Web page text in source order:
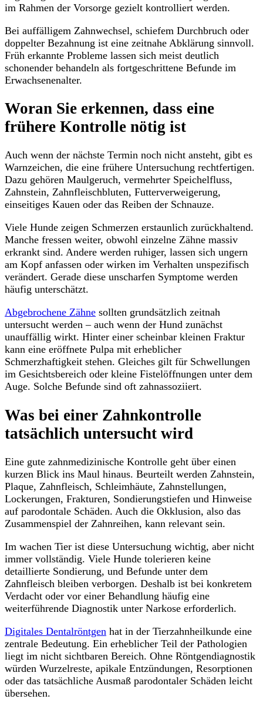
im Rahmen der Vorsorge gezielt kontrolliert werden.
Bei auffälligem Zahnwechsel, schiefem Durchbruch oder
doppelter Bezahnung ist eine zeitnahe Abklärung sinnvoll.
Früh erkannte Probleme lassen sich meist deutlich
schonender behandeln als fortgeschrittene Befunde im
Erwachsenenalter.
Woran Sie erkennen, dass eine
frühere Kontrolle nötig ist
Auch wenn der nächste Termin noch nicht ansteht, gibt es
Warnzeichen, die eine frühere Untersuchung rechtfertigen.
Dazu gehören Maulgeruch, vermehrter Speichelfluss,
Zahnstein, Zahnfleischbluten, Futterverweigerung,
einseitiges Kauen oder das Reiben der Schnauze.
Viele Hunde zeigen Schmerzen erstaunlich zurückhaltend.
Manche fressen weiter, obwohl einzelne Zähne massiv
erkrankt sind. Andere werden ruhiger, lassen sich ungern
am Kopf anfassen oder wirken im Verhalten unspezifisch
verändert. Gerade diese unscharfen Symptome werden
häufig unterschätzt.
Abgebrochene Zähne sollten grundsätzlich zeitnah
untersucht werden – auch wenn der Hund zunächst
unauffällig wirkt. Hinter einer scheinbar kleinen Fraktur
kann eine eröffnete Pulpa mit erheblicher
Schmerzhaftigkeit stehen. Gleiches gilt für Schwellungen
im Gesichtsbereich oder kleine Fistelöffnungen unter dem
Auge. Solche Befunde sind oft zahnassoziiert.
Was bei einer Zahnkontrolle
tatsächlich untersucht wird
Eine gute zahnmedizinische Kontrolle geht über einen
kurzen Blick ins Maul hinaus. Beurteilt werden Zahnstein,
Plaque, Zahnfleisch, Schleimhäute, Zahnstellungen,
Lockerungen, Frakturen, Sondierungstiefen und Hinweise
auf parodontale Schäden. Auch die Okklusion, also das
Zusammenspiel der Zahnreihen, kann relevant sein.
Im wachen Tier ist diese Untersuchung wichtig, aber nicht
immer vollständig. Viele Hunde tolerieren keine
detaillierte Sondierung, und Befunde unter dem
Zahnfleisch bleiben verborgen. Deshalb ist bei konkretem
Verdacht oder vor einer Behandlung häufig eine
weiterführende Diagnostik unter Narkose erforderlich.
Digitales Dentalröntgen hat in der Tierzahnheilkunde eine
zentrale Bedeutung. Ein erheblicher Teil der Pathologien
liegt im nicht sichtbaren Bereich. Ohne Röntgendiagnostik
würden Wurzelreste, apikale Entzündungen, Resorptionen
oder das tatsächliche Ausmaß parodontaler Schäden leicht
übersehen.